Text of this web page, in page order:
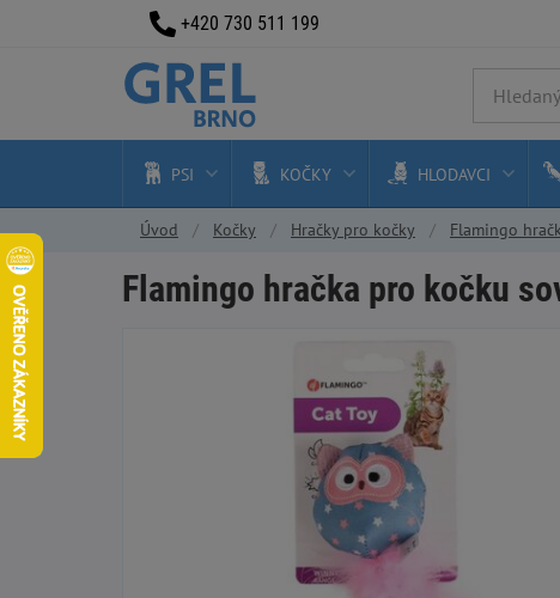
PSI KOČKY HLODAVCI
Úvod Kočky Hračky pro kočky Flamingo
Flamingo hračka pro kočku
+420 730 511 199